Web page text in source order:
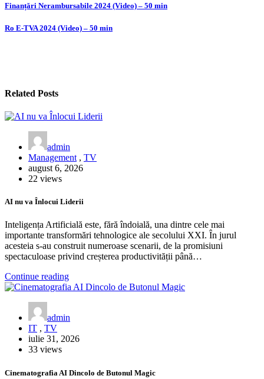
Navigare
în
Finanțări Nerambursabile 2024 (Video) – 50 min
Ro E-TVA 2024 (Video) – 50 min
Related Posts
admin
Management , TV
august 6, 2026
22 views
AI nu va Înlocui Liderii
Inteligența Artificială este, fără îndoială, una dintre cele mai
importante transformări tehnologice ale secolului XXI. În jurul
acesteia s-au construit numeroase scenarii, de la promisiuni
spectaculoase privind creșterea productivității până…
Continue reading
admin
IT , TV
iulie 31, 2026
33 views
Cinematografia AI Dincolo de Butonul Magic